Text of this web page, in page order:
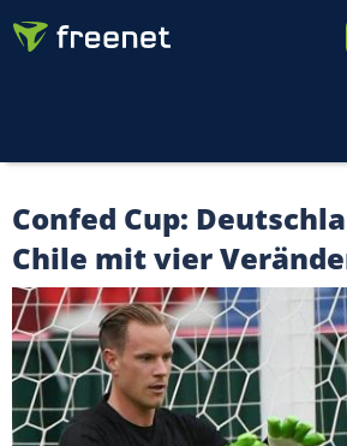
Confed Cup:
Chile mit vier